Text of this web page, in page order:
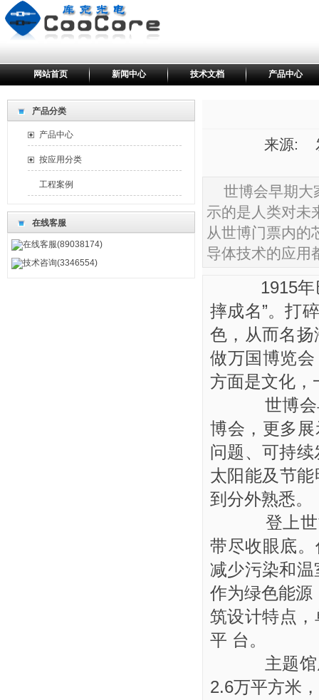
网站首页 新闻中心 技术文档 产品中心
产品分类
产品中心
按应用分类
工程案例
在线客服
在线客服(89038174)
技术咨询(3346554)
来源:
世博会早期大
示的是人类对未
从世博门票内的
导体技术的应用
1915年
摔成名”。打
色，从而名
做万国博览
方面是文化，
世博会早
博会，更多
问题、可持
太阳能及节
到分外熟悉。
登上世博
带尽收眼底
减少污染和
作为绿色能源
筑设计特点
平 台。
主题馆屋
2.6万平方米